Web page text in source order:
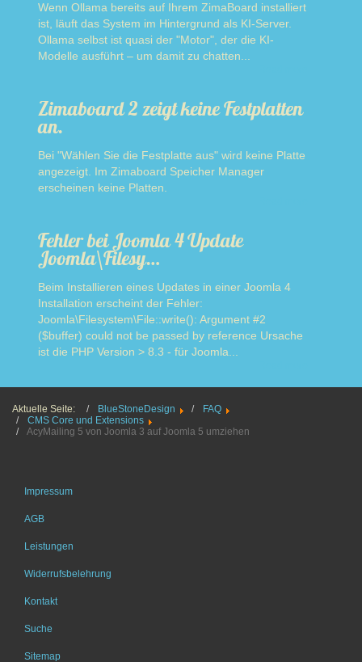
Wenn Ollama bereits auf Ihrem ZimaBoard installiert
ist, läuft das System im Hintergrund als KI-Server.
Ollama selbst ist quasi der "Motor", der die KI-
Modelle ausführt – um damit zu chatten...
Zimaboard 2 zeigt keine Festplatten
an.
Bei "Wählen Sie die Festplatte aus" wird keine Platte
angezeigt. Im Zimaboard Speicher Manager
erscheinen keine Platten.
Fehler bei Joomla 4 Update
Joomla\Filesy…
Beim Installieren eines Updates in einer Joomla 4
Installation erscheint der Fehler:
Joomla\Filesystem\File::write(): Argument #2
($buffer) could not be passed by reference Ursache
ist die PHP Version > 8.3 - für Joomla...
Aktuelle Seite: BlueStoneDesign
FAQ
CMS Core und Extensions
AcyMailing 5 von Joomla 3 auf Joomla 5 umziehen
Impressum
AGB
Leistungen
Widerrufsbelehrung
Kontakt
Suche
Sitemap